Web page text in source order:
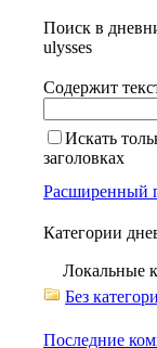
Поиск в
ulysses
Содержит
Искать
заголовках
Расширенный
Категории
Локальные
Без
Последние